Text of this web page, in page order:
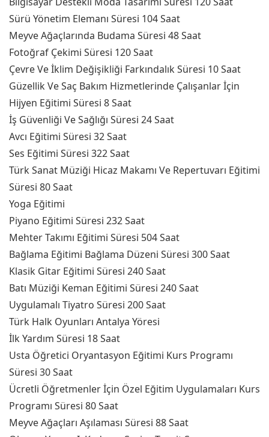
Sürü Yönetim Elemanı Süresi 104 Saat
Meyve Ağaçlarında Budama Süresi 48 Saat
Fotoğraf Çekimi Süresi 120 Saat
Çevre Ve İklim Değişikliği Farkındalık Süresi 10 Saat
Güzellik Ve Saç Bakım Hizmetlerinde Çalışanlar İçin
Hijyen Eğitimi Süresi 8 Saat
İş Güvenliği Ve Sağlığı Süresi 24 Saat
Avcı Eğitimi Süresi 32 Saat
Ses Eğitimi Süresi 322 Saat
Türk Sanat Müziği Hicaz Makamı Ve Repertuvarı Eğitimi
Süresi 80 Saat
Yoga Eğitimi
Piyano Eğitimi Süresi 232 Saat
Mehter Takımı Eğitimi Süresi 504 Saat
Bağlama Eğitimi Bağlama Düzeni Süresi 300 Saat
Klasik Gitar Eğitimi Süresi 240 Saat
Batı Müziği Keman Eğitimi Süresi 240 Saat
Uygulamalı Tiyatro Süresi 200 Saat
Türk Halk Oyunları Antalya Yöresi
İlk Yardım Süresi 18 Saat
Usta Öğretici Oryantasyon Eğitimi Kurs Programı
Süresi 30 Saat
Ücretli Öğretmenler İçin Özel Eğitim Uygulamaları Kurs
Programı Süresi 80 Saat
Meyve Ağaçları Aşılaması Süresi 88 Saat